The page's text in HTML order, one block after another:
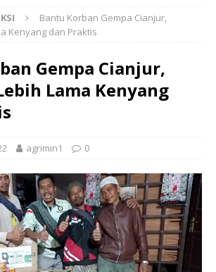
Bantu Korban Gempa Cianjur,
Kenyang dan Praktis
Gempa Cianjur,
Lama Kenyang
agrimin1 0